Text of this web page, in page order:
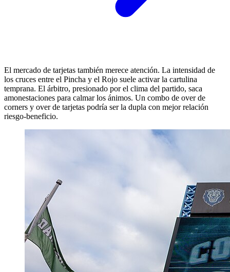
El mercado de tarjetas también merece atención. La intensidad de
los cruces entre el Pincha y el Rojo suele activar la cartulina
temprana. El árbitro, presionado por el clima del partido, saca
amonestaciones para calmar los ánimos. Un combo de over de
corners y over de tarjetas podría ser la dupla con mejor relación
riesgo-beneficio.